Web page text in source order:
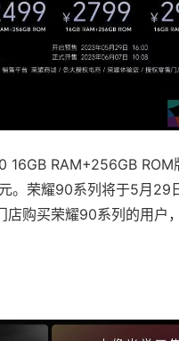
16GB RAM+256GB ROM
。荣耀90系列将于5月29
购买荣耀90系列的用户